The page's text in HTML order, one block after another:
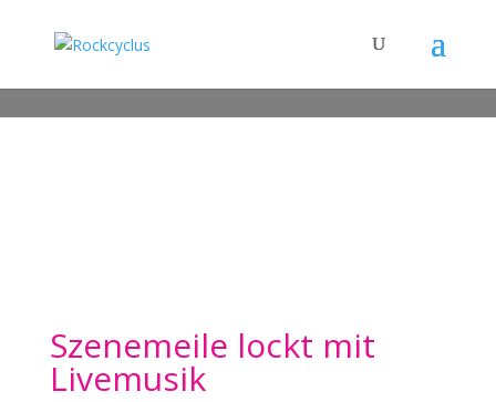
Szenemeile lockt mit
Livemusik